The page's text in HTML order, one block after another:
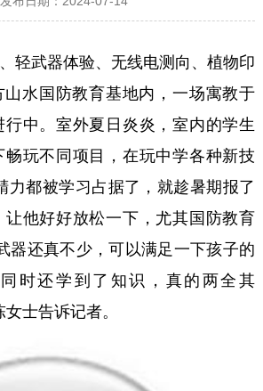
轻武器体验、无线电测向、植物印
水国防教育基地内，一场寓教于
行中。室外夏日炎炎，室内的学生
玩不同项目，在玩中学各种新技
力都被学习占据了，就趁暑期报了
他好好放松一下，尤其国防教育
器还真不少，可以满足一下孩子的
时还学到了知识，真的两全其
士告诉记者。